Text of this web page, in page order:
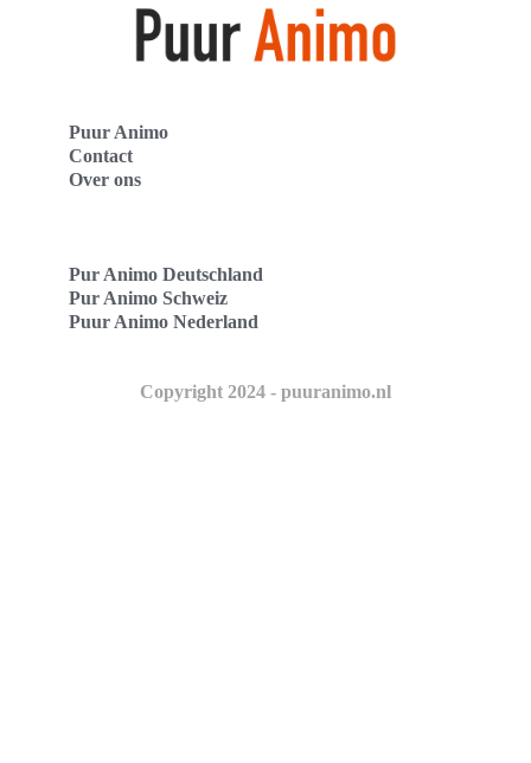
Puur Animo
Contact
Over ons
Pur Animo Deutschland
Pur Animo Schweiz
Puur Animo Nederland
Copyright 2024 - puuranimo.nl